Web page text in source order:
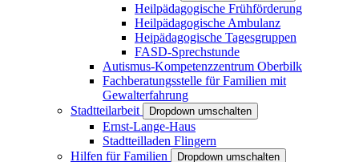
Heilpädagogische Frühförderung
Heilpädagogische Ambulanz
Heipädagogische Tagesgruppen
FASD-Sprechstunde
Autismus-Kompetenzzentrum Oberbilk
Fachberatungsstelle für Familien mit
Gewalterfahrung
Stadtteilarbeit
Dropdown umschalten
Ernst-Lange-Haus
Stadtteilladen Flingern
Hilfen für Familien
Dropdown umschalten